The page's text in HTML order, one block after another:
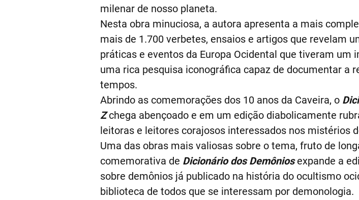
milenar de nosso planeta.
Nesta obra minuciosa, a autora apresenta a mais
mais de 1.700 verbetes, ensaios e artigos que revelam
práticas e eventos da Europa Ocidental que tiveram um
uma rica pesquisa iconográfica capaz de documentar a
tempos.
Abrindo as comemorações dos 10 anos da Caveira, o
Zchega abençoado e em um edição diabolicamente
leitoras e leitores corajosos interessados nos mistérios
Uma das obras mais valiosas sobre o tema, fruto de
comemorativa de Dicionário dos Demôniosexpande a
sobre demônios já publicado na história do ocultismo
biblioteca de todos que se interessam por demonologia.